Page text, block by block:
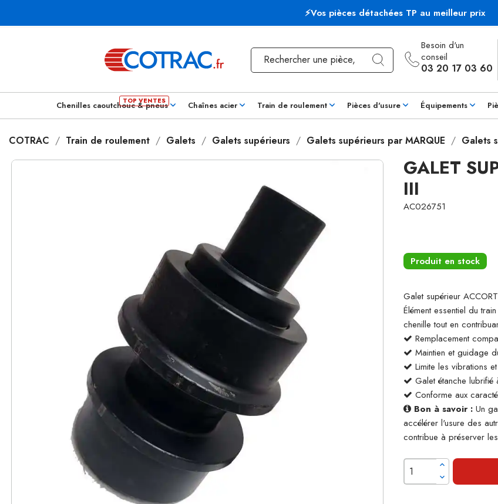
⚡Vos pièces détachées TP au meilleur prix
Besoin d'un
conseil
03 20 17 03 60
Chenilles caoutchouc & pneus Chaînes acier Train de roulement Pièces d'usure Équipements
COTRAC Train de roulement Galets Galets supérieurs Galets supérieurs par MARQUE Galets
GALET
III
AC026751
Produit en stock
Galet supérieur
Élément essentiel du
chenille tout en
Remplacement
Maintien et guidage
Limite les vibrations
Galet étanche lubrifié
Conforme aux
Bon à savoir : Un
accélérer l'usure des
contribue à préserver